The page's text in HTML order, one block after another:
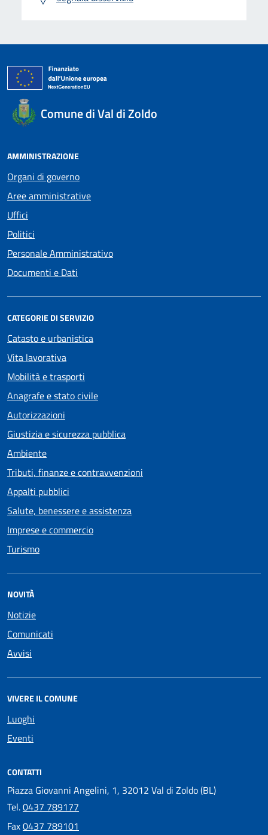
Comune di Val di Zoldo
AMMINISTRAZIONE
Organi di governo
Aree amministrative
Uffici
Politici
Personale Amministrativo
Documenti e Dati
CATEGORIE DI SERVIZIO
Catasto e urbanistica
Vita lavorativa
Mobilità e trasporti
Anagrafe e stato civile
Autorizzazioni
Giustizia e sicurezza pubblica
Ambiente
Tributi, finanze e contravvenzioni
Appalti pubblici
Salute, benessere e assistenza
Imprese e commercio
Turismo
NOVITÀ
Notizie
Comunicati
Avvisi
VIVERE IL COMUNE
Luoghi
Eventi
CONTATTI
Piazza Giovanni Angelini, 1, 32012 Val di Zoldo (BL)
Tel.0437 789177
Fax0437 789101